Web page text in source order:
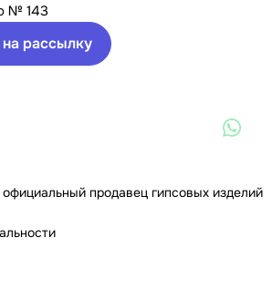
№ 143
рассылку
продавец гипсовых изделий